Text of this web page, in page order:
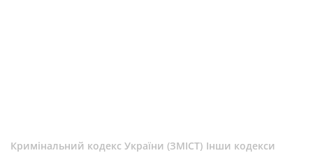
Кримінальний кодекс України (ЗМІСТ) Інши кодекси